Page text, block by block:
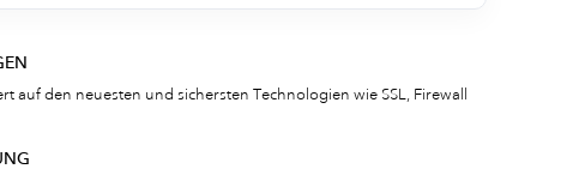
auf den neuesten und sichersten Technologien wie SSL, Firewall